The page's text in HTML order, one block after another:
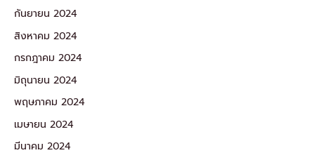
กันยายน 2024
สิงหาคม 2024
กรกฎาคม 2024
มิถุนายน 2024
พฤษภาคม 2024
เมษายน 2024
มีนาคม 2024